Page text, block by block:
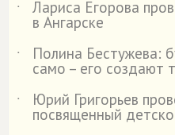
˙ Лариса Егорова
в Ангарске
˙
Полина Бестужева:
само – его создают
˙
Юрий Григорьев
посвященный